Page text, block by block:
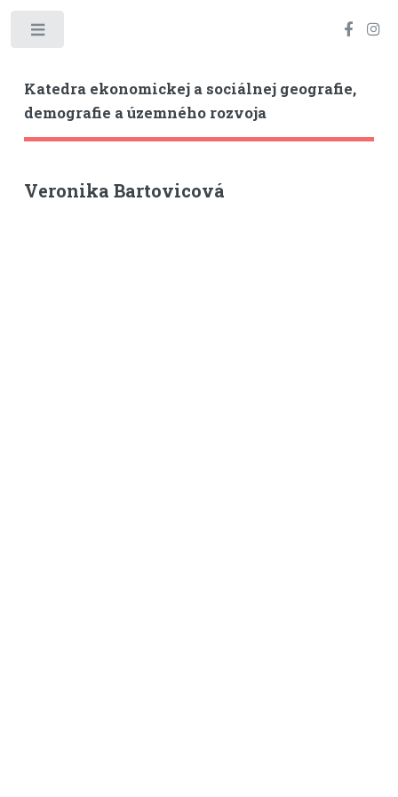
Katedra ekonomickej a sociálnej geografie,
demografie a územného rozvoja
Veronika Bartovicová